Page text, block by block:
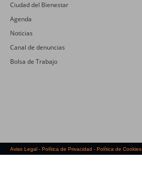
Ciudad del Bienestar
Agenda
Noticias
Canal de denuncias
Bolsa de Trabajo
Aviso Legal - Política de Privacidad - Política de Cookies